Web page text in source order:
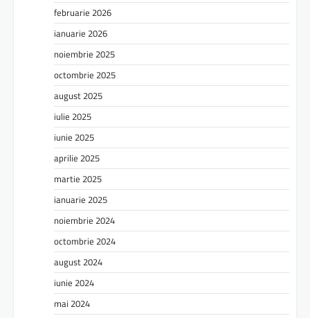
februarie 2026
ianuarie 2026
noiembrie 2025
octombrie 2025
august 2025
iulie 2025
iunie 2025
aprilie 2025
martie 2025
ianuarie 2025
noiembrie 2024
octombrie 2024
august 2024
iunie 2024
mai 2024